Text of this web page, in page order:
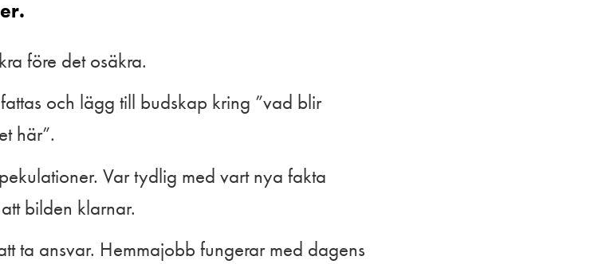
före det osäkra.
och lägg till budskap kring ”vad blir
här”.
Var tydlig med vart nya fakta
bilden klarnar.
ta ansvar. Hemmajobb fungerar med dagens